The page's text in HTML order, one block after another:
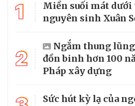
1
Miền suối mát
nguyên sinh Xuân
2
Ngắm thung
đồn binh hơn 100
Pháp xây dựng
Sức hút kỳ lạ của